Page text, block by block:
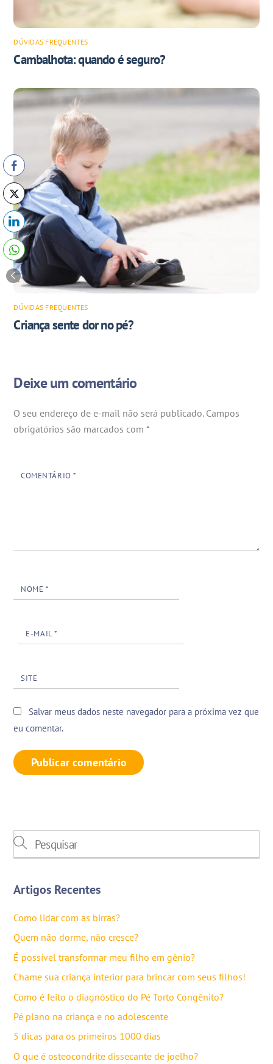
DÚVIDAS FREQUENTES
Cambalhota: quando é seguro?
DÚVIDAS FREQUENTES
Criança sente dor no pé?
Deixe um comentário
O seu endereço de e-mail não será publicado. Campos
obrigatórios são marcados com*
COMENTÁRIO*
NOME *
E-MAIL*
SITE
Salvar meus dados neste navegador para a próxima vez que
eu comentar.
Artigos Recentes
Como lidar com as birras?
Quem não dorme, não cresce?
É possível transformar meu filho em gênio?
Chame sua criança interior para brincar com seus filhos!
Como é feito o diagnóstico do Pé Torto Congênito?
Pé plano na criança e no adolescente
5 dicas para os primeiros 1000 dias
O que é osteocondrite dissecante de joelho?